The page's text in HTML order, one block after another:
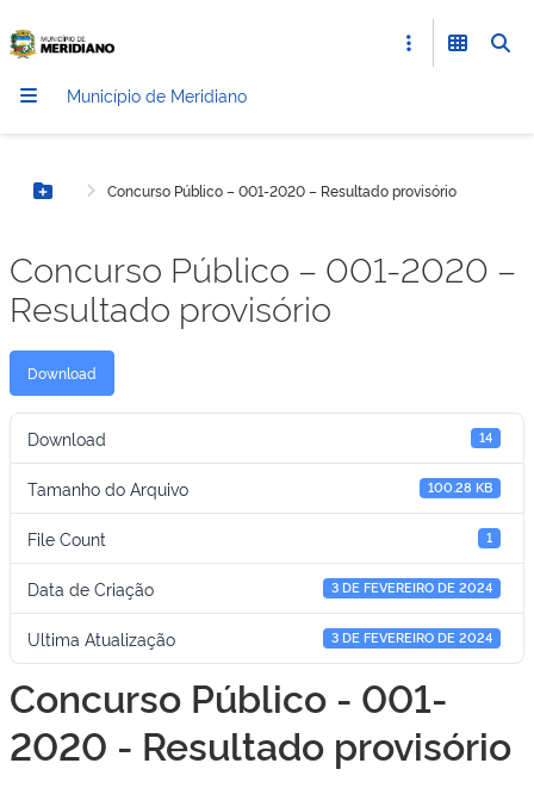
Município de Meridiano
Botão MenuConcurso Público – 001-2020 – Resultado provisório
Concurso Público – 001-2020 –
Resultado provisório
Download
Download 14
Tamanho do Arquivo 100.28 KB
File Count 1
Data de Criação 3 DE FEVEREIRO DE 2024
Ultima Atualização 3 DE FEVEREIRO DE 2024
Concurso Público - 001-
2020 - Resultado provisório